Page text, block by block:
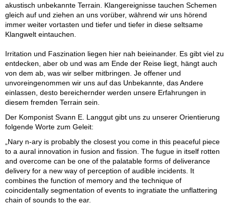
akustisch unbekannte Terrain. Klangereignisse tauchen Schemen
gleich auf und ziehen an uns vorüber, während wir uns hörend
immer weiter vortasten und tiefer und tiefer in diese seltsame
Klangwelt eintauchen.
Irritation und Faszination liegen hier nah beieinander. Es gibt viel zu
entdecken, aber ob und was am Ende der Reise liegt, hängt auch
von dem ab, was wir selber mitbringen. Je offener und
unvoreingenommen wir uns auf das Unbekannte, das Andere
einlassen, desto bereichernder werden unsere Erfahrungen in
diesem fremden Terrain sein.
Der Komponist Svann E. Langgut gibt uns zu unserer Orientierung
folgende Worte zum Geleit:
„Nary n-ary is probably the closest you come in this peaceful piece
to a aural innovation in fusion and fission. The fugue in itself rotten
and overcome can be one of the palatable forms of deliverance
delivery for a new way of perception of audible incidents. It
combines the function of memory and the technique of
coincidentally segmentation of events to ingratiate the unflattering
chain of sounds to the ear.